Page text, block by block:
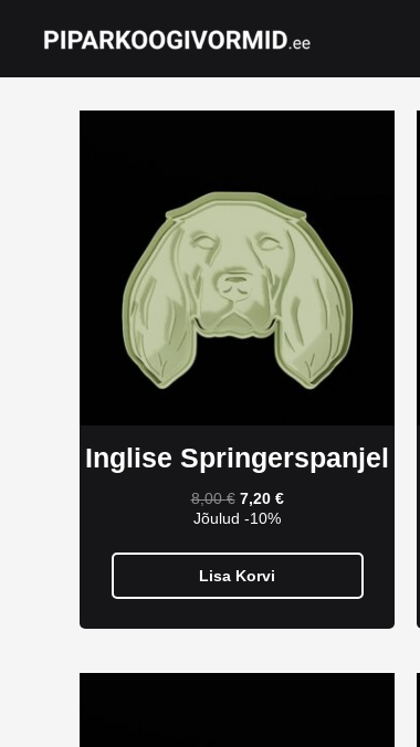
content
Inglise Springerspanjel
8,00€ 7,20 €
Jõulud -10%
Lisa Korvi